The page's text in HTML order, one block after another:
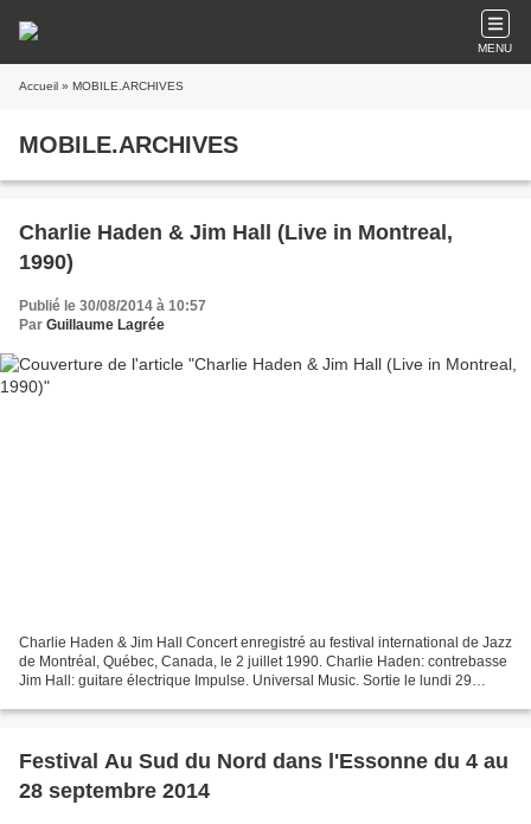
MENU
Accueil » MOBILE.ARCHIVES
MOBILE.ARCHIVES
Charlie Haden & Jim Hall (Live in Montreal,
1990)
Publié le 30/08/2014 à 10:57
Par Guillaume Lagrée
Charlie Haden & Jim Hall Concert enregistré au festival international de Jazz
de Montréal, Québec, Canada, le 2 juillet 1990. Charlie Haden: contrebasse
Jim Hall: guitare électrique Impulse. Universal Music. Sortie le lundi 29
Festival Au Sud du Nord dans l'Essonne du 4 au
28 septembre 2014